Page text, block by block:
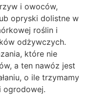
i owoców,
opryski dolistne w
roślin i
odżywczych.
które nie
a ten nawóz jest
o ile trzymamy
ogrodowej.